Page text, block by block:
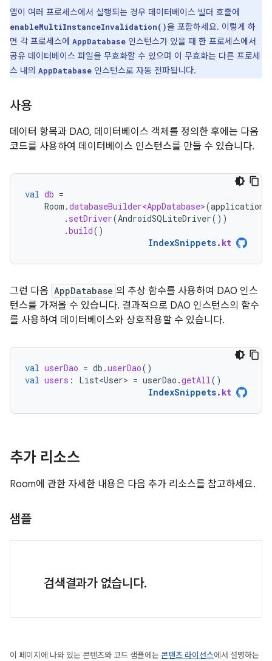
앱이 여러 프로세스에서 실행되는 경우 데이터베이스 빌더 호출에
enableMultiInstanceInvalidation()을 포함하세요. 이렇게 하
면 각 프로세스에 AppDatabase 인스턴스가 있을 때 한 프로세스에서
공유 데이터베이스 파일을 무효화할 수 있으며 이 무효화는 다른 프로세
스 내의 AppDatabase 인스턴스로 자동 전파됩니다.
사용
데이터 항목과 DAO, 데이터베이스 객체를 정의한 후에는 다음
코드를 사용하여 데이터베이스 인스턴스를 만들 수 있습니다.
val db =
Room .databaseBuilder<AppDatabase>(
. setDriver(AndroidSQLiteDriver())
.build()
IndexSnippets. kt
그런 다음 AppDatabase 의 추상 함수를 사용하여 DAO 인스
턴스를 가져올 수 있습니다. 결과적으로 DAO 인스턴스의 함수
를 사용하여 데이터베이스와 상호작용할 수 있습니다.
val userDao = db .userDao()
val users : List<User> = userDao .getAll ()
IndexSnippets. kt
추가 리소스
Room에 관한 자세한 내용은 다음 추가 리소스를 참고하세요.
샘플
검색결과가 없습니다.
이 페이지에 나와 있는 콘텐츠와 코드 샘플에는 콘텐츠 라이선스에서 설명하는